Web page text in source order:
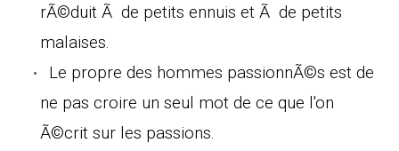
rÃ©duit Ã de petits ennuis et Ã de petits
malaises.
Le propre des hommes passionnÃ©s est de
ne pas croire un seul mot de ce que l'on
Ã©crit sur les passions.